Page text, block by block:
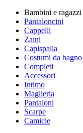
Bambini e ragazzi
Pantaloncini
Cappelli
Zaini
Capispalla
Costumi da bagno
Completi
Accessori
Intimo
Maglieria
Pantaloni
Scarpe
Camicie